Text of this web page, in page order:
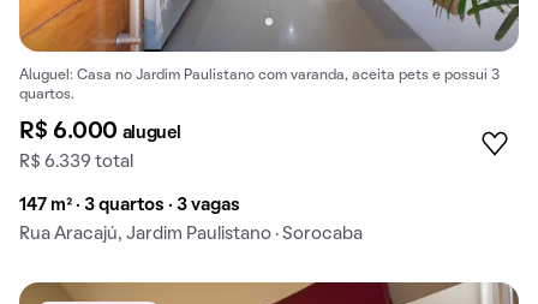
Aluguel: Casa no Jardim Paulistano com varanda, aceita pets e possui 3
quartos.
R$ 6.000 aluguel
R$ 6.339 total
147 m² · 3 quartos · 3 vagas
Rua Aracajú, Jardim Paulistano · Sorocaba